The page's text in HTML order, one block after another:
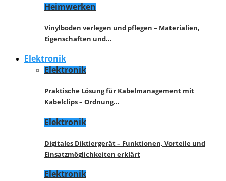
Heimwerken
Vinylboden verlegen und pflegen – Materialien,
Eigenschaften und…
Elektronik
Elektronik
Praktische Lösung für Kabelmanagement mit
Kabelclips – Ordnung…
Elektronik
Digitales Diktiergerät – Funktionen, Vorteile und
Einsatzmöglichkeiten erklärt
Elektronik